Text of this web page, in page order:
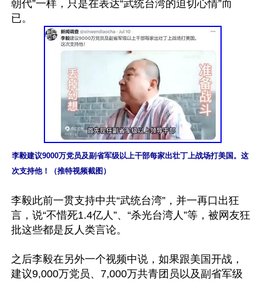
朝代”一样，只是在表达“武统台湾的迫切心情”而
李毅建议9000万党员及副省军级以上干部每家出壮丁上战场打美国。这
次支持他！（推特视频截图）
李毅此前一贯支持中共“武统台湾”，并一再口出狂
言，说“不惜死1.4亿人”、“杀光台湾人”等，被网友狂
批这些都是反人类言论。
之后李毅在另外一个视频中说，如果跟美国开战，
建议9,000万党员、7,000万共青团员以及副省军级